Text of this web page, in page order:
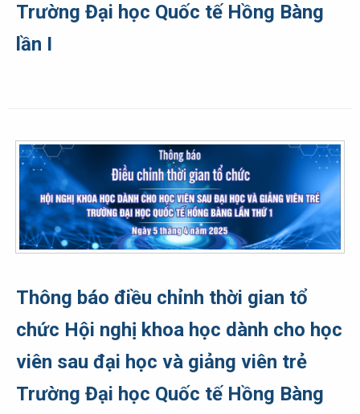
Trường Đại học Quốc tế Hồng Bàng
lần I
Thông báo điều chỉnh thời gian tổ
chức Hội nghị khoa học dành cho học
viên sau đại học và giảng viên trẻ
Trường Đại học Quốc tế Hồng Bàng